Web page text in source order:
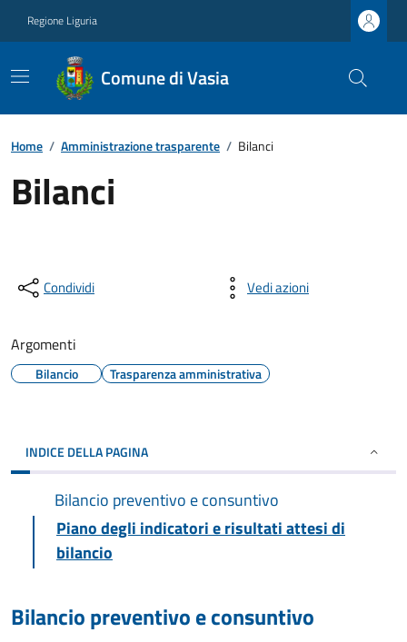
Regione Liguria
Comune di Vasia
Home / Amministrazione trasparente / Bilanci
Bilanci
Condividi Vedi azioni
Argomenti
Bilancio Trasparenza amministrativa
INDICE DELLA PAGINA
Bilancio preventivo e consuntivo
Piano degli indicatori e risultati attesi di
bilancio
Bilancio preventivo e consuntivo